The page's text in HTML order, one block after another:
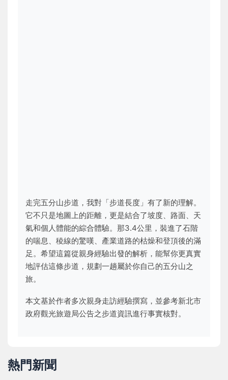
走完五分山步道，我對「步道長度」有了新的理解。
它不只是地圖上的距離，更是結合了坡度、路面、天
氣和個人體能的綜合體驗。那3.4公里，裝進了石階
的喘息、稜線的驚嘆、產業道路的枯燥和登頂後的滿
足。希望這篇從親身經驗出發的解析，能幫你更真實
地評估這條步道，規劃一趟屬於你自己的五分山之
旅。
本文基於作者多次親身走訪經驗撰寫，並參考新北市
政府觀光旅遊局公告之步道資訊進行事實核對。
熱門新聞